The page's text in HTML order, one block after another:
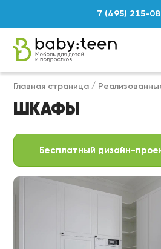
7 (495) 215-
Главная страница
ШКАФЫ
Бесплатный дизайн-